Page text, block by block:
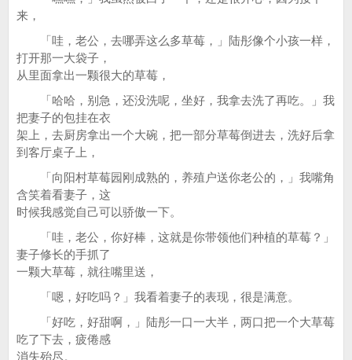
来，
「哇，老公，去哪弄这么多草莓，」陆彤像个小孩一样，
打开那一大袋子，
从里面拿出一颗很大的草莓，
「哈哈，别急，还没洗呢，坐好，我拿去洗了再吃。」我
把妻子的包挂在衣
架上，去厨房拿出一个大碗，把一部分草莓倒进去，洗好后拿
到客厅桌子上，
「向阳村草莓园刚成熟的，养殖户送你老公的，」我嘴角
含笑着看妻子，这
时候我感觉自己可以骄傲一下。
「哇，老公，你好棒，这就是你带领他们种植的草莓？」
妻子修长的手抓了
一颗大草莓，就往嘴里送，
「嗯，好吃吗？」我看着妻子的表现，很是满意。
「好吃，好甜啊，」陆彤一口一大半，两口把一个大草莓
吃了下去，疲倦感
消失殆尽。